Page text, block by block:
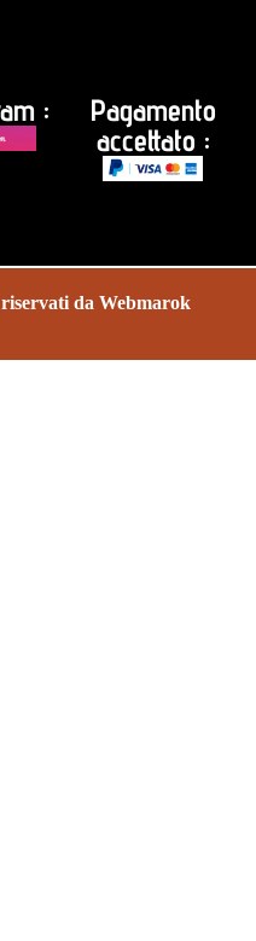
:
Pagamento
accettato :
da Webmarok